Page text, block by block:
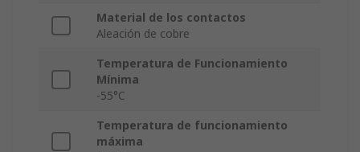
Material de los contactos
Aleación de cobre
Temperatura de Funcionamiento
Mínima
-55°C
Temperatura de funcionamiento
máxima